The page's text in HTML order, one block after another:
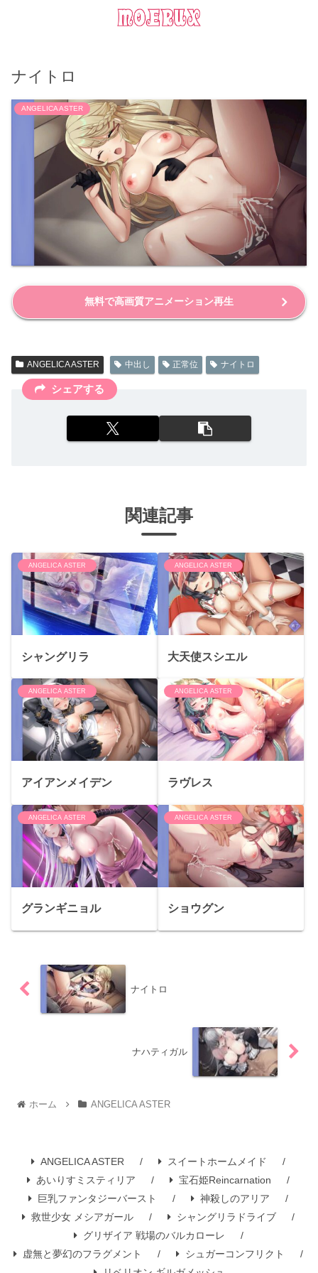
ナイトロ
ANGELICA ASTER
無料で高画質アニメーション再生
ANGELICA ASTER 中出し 正常位 ナイトロ
シェアする
関連記事
ANGELICA ASTER
シャングリラ
ANGELICA ASTER
大天使スシエル
ANGELICA ASTER
アイアンメイデン
ANGELICA ASTER
ラヴレス
ANGELICA ASTER
グランギニョル
ANGELICA ASTER
ショウグン
ナイトロ
ナハティガル
ホーム ANGELICA ASTER
ANGELICA ASTER
スイートホームメイド
あいりすミスティリア
宝石姫Reincarnation
巨乳ファンタジーバースト
神殺しのアリア
救世少女 メシアガール
シャングリラドライブ
グリザイア 戦場のバルカローレ
虚無と夢幻のフラグメント
シュガーコンフリクト